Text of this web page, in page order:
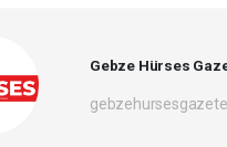
Gebze Hürses